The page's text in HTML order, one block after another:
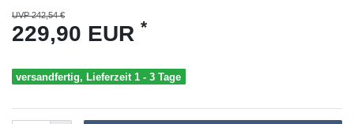
UVP 242,54 €
229,90 EUR *
versandfertig, Lieferzeit 1 - 3 Tage